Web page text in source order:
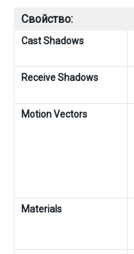
Свойство:
Cast Shadows
Receive Shadows
Motion Vectors
Materials